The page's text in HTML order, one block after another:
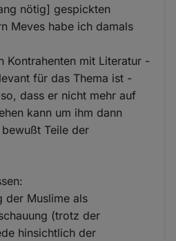
nötig] gespickten
Meves habe ich damals
Kontrahenten mit Literatur -
für das Thema ist -
dass er nicht mehr auf
kann um ihm dann
Teile der
der Muslime als
(trotz der
hinsichtlich der